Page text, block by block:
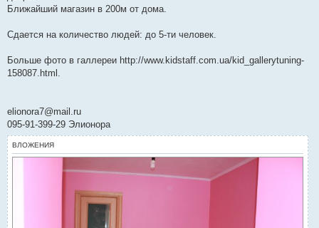
Ближайший магазин в 200м от дома.
Сдается на количество людей: до 5-ти человек.
Больше фото в галлереи http://www.kidstaff.com.ua/kid_gallerytuning-
158087.html.
elionora7@mail.ru
095-91-399-29 Элионора
ВЛОЖЕНИЯ